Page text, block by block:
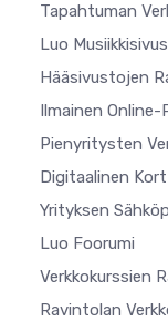
Tapahtuman
Luo
Hääsivustojen
Ilmainen
Pienyritysten
Digitaalinen
Yrityksen
Luo Foorumi
Verkkokurssien
Ravintolan